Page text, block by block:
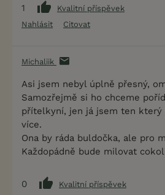
1
Kvalitní příspěvek
Nahlásit
Citovat
Michaliik
Asi jsem nebyl úplně přesný,
Samozřejmě si ho chceme
přítelkyní, jen já jsem ten který
více.
Ona by ráda buldočka, ale pro
Každopádně bude milovat
0
Kvalitní příspěvek